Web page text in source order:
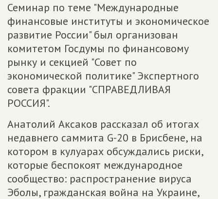
Семинар по теме "Международные
финансовые институты и экономическое
развитие России" был организован
комитетом Госдумы по финансовому
рынку и секцией "Совет по
экономической политике" Экспертного
совета фракции "СПРАВЕДЛИВАЯ
РОССИЯ".
Анатолий Аксаков рассказал об итогах
недавнего саммита G-20 в Брисбене, на
котором в кулуарах обсуждались риски,
которые беспокоят международное
сообщество: распространение вируса
Эболы, гражданская война на Украине,